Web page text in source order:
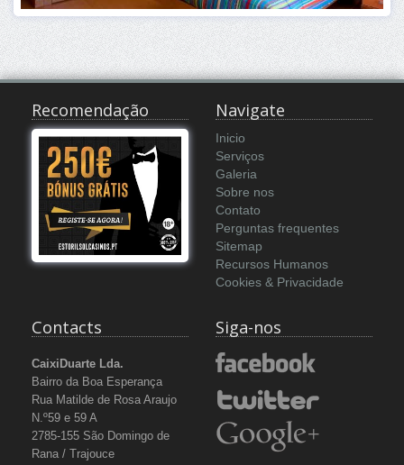
Recomendação Navigate
Inicio
Serviços
Galeria
Sobre nos
Contato
Perguntas frequentes
Sitemap
Recursos Humanos
Cookies & Privacidade
Contacts
CaixiDuarte Lda.
Bairro da Boa Esperança
Rua Matilde de Rosa Araujo
N.º59 e 59 A
2785-155 São Domingo de
Rana / Trajouce
Siga-nos